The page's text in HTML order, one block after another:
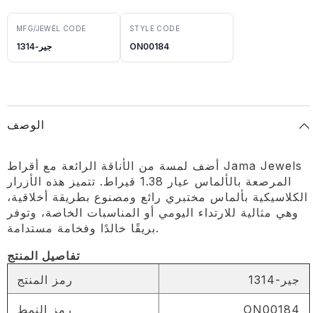
MFG/JEWEL CODE
جير-1314
STYLE CODE
ON00184
الوصف
أضف لمسة من الأناقة الرائعة مع أقراط Jama Jewels
المرصعة بالألماس عيار 1.38 قيراط. تتميز هذه الأزرار
الكلاسيكية بألماس مختبري رائع ومصنوع بطريقة أخلاقية،
وهي مثالية للارتداء اليومي أو المناسبات الخاصة، وتوفر
بريقًا خالدًا وفخامة مستدامة.
تفاصيل المنتج
رمز المنتج
جير-1314
رمز النمط ON00184